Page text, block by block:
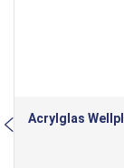
Acrylglas